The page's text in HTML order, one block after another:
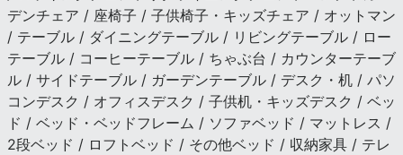
デンチェア / 座椅子 / 子供椅子・キッズチェア / オットマン
/ テーブル / ダイニングテーブル / リビングテーブル / ロー
テーブル / コーヒーテーブル / ちゃぶ台 / カウンターテーブ
ル / サイドテーブル / ガーデンテーブル / デスク・机 / パソ
コンデスク / オフィスデスク / 子供机・キッズデスク / ベッ
ド / ベッド・ベッドフレーム / ソファベッド / マットレス /
2段ベッド / ロフトベッド / その他ベッド / 収納家具 / テレ